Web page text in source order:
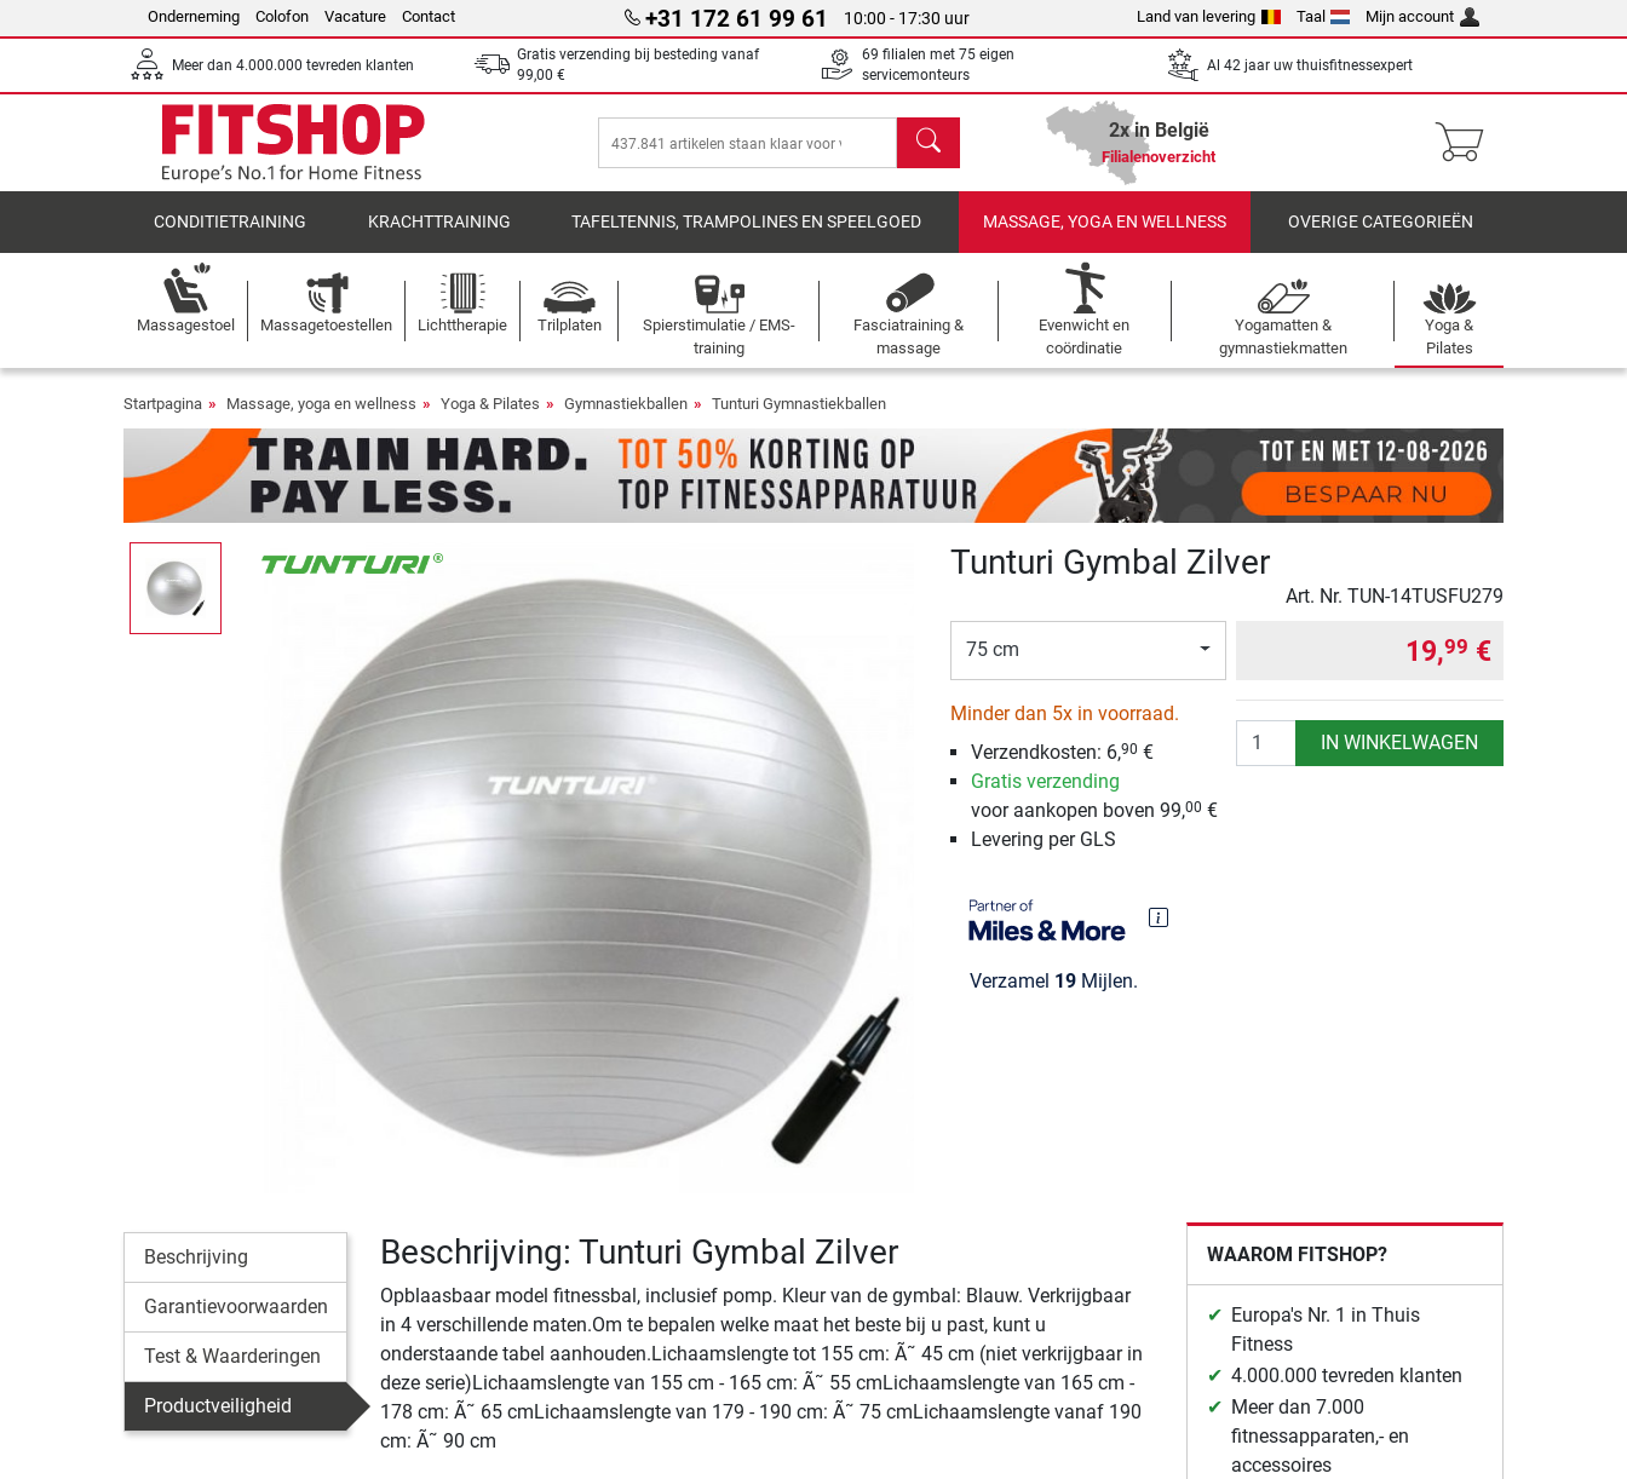
Onderneming Colofon Vacature Contact +31 172 61 99 61 10:00 - 17:30 uur Land van levering Taal Mijn account
Meer dan 4.000.000 tevreden klanten
Gratis verzending bij besteding vanaf
99,00 €
69 filialen met 75 eigen
servicemonteurs
Al 42 jaar uw thuisfitnessexpert
Zoeken 2x in België
Filialenoverzicht
CONDITIETRAINING KRACHTTRAINING TAFELTENNIS, TRAMPOLINES EN SPEELGOED MASSAGE, YOGA EN WELLNESS OVERIGE CATEGORIEËN
Massagestoel Massagetoestellen Lichttherapie Trilplaten
Spierstimulatie / EMS-
training
Fasciatraining &
massage
Evenwicht en
coördinatie
Yogamatten &
gymnastiekmatten
Yoga &
Pilates
Startpagina Massage, yoga en wellness Yoga & Pilates Gymnastiekballen Tunturi Gymnastiekballen
Tunturi Gymbal Zilver
Art. Nr. TUN-14TUSFU279
75 cm
Minder dan 5x in voorraad.
Verzendkosten: 6,90 €
Gratis verzending
voor aankopen boven 99,00 €
Levering per GLS
Verzamel 19Mijlen.
19,99 €
Aantal IN WINKELWAGEN
Beschrijving
Garantievoorwaarden
Test & Waarderingen
Productveiligheid
Beschrijving: Tunturi Gymbal Zilver
Opblaasbaar model fitnessbal, inclusief pomp. Kleur van de gymbal: Blauw. Verkrijgbaar
in 4 verschillende maten.Om te bepalen welke maat het beste bij u past, kunt u
onderstaande tabel aanhouden.Lichaamslengte tot 155 cm: Ã˜ 45 cm (niet verkrijgbaar in
deze serie)Lichaamslengte van 155 cm - 165 cm: Ã˜ 55 cmLichaamslengte van 165 cm -
178 cm: Ã˜ 65 cmLichaamslengte van 179 - 190 cm: Ã˜ 75 cmLichaamslengte vanaf 190
cm: Ã˜ 90 cm
WAAROM FITSHOP?
Europa's Nr. 1 in Thuis
Fitness
4.000.000 tevreden klanten
Meer dan 7.000
fitnessapparaten,- en
accessoires